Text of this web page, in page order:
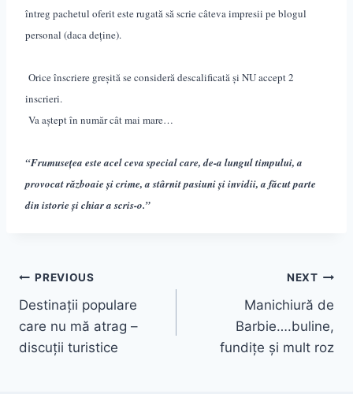
întreg pachetul oferit este rugată să scrie câteva impresii pe blogul
personal (daca deține).
Orice înscriere greșită se consideră descalificatăși NU accept 2
inscrieri.
Va aștept în număr cât mai mare…
“Frumusețea este acel ceva special care, de-a lungul timpului, a
provocat războaie și crime, a stârnit pasiuni și invidii, a făcut parte
din istorie și chiar a scris-o.”
Post
navigation
PREVIOUS
Destinații populare
care nu mă atrag –
discuții turistice
NEXT
Manichiură de
Barbie….buline,
fundițe și mult roz